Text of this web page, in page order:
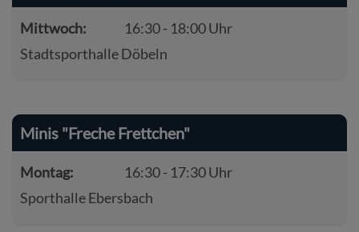
Mittwoch:
16:30 - 18:00 Uhr
Stadtsporthalle Döbeln
Minis "Freche Frettchen"
Montag:
16:30 - 17:30 Uhr
Sporthalle Ebersbach